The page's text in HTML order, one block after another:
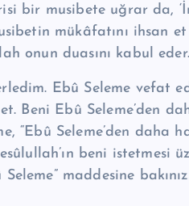
bir musibete uğrar da,
mükâfatını ihsan
onun duasını kabul
Ebû Seleme vefat
Beni Ebû Sele­me’den
“Ebû Seleme’den daha
beni istetmesi
maddesine